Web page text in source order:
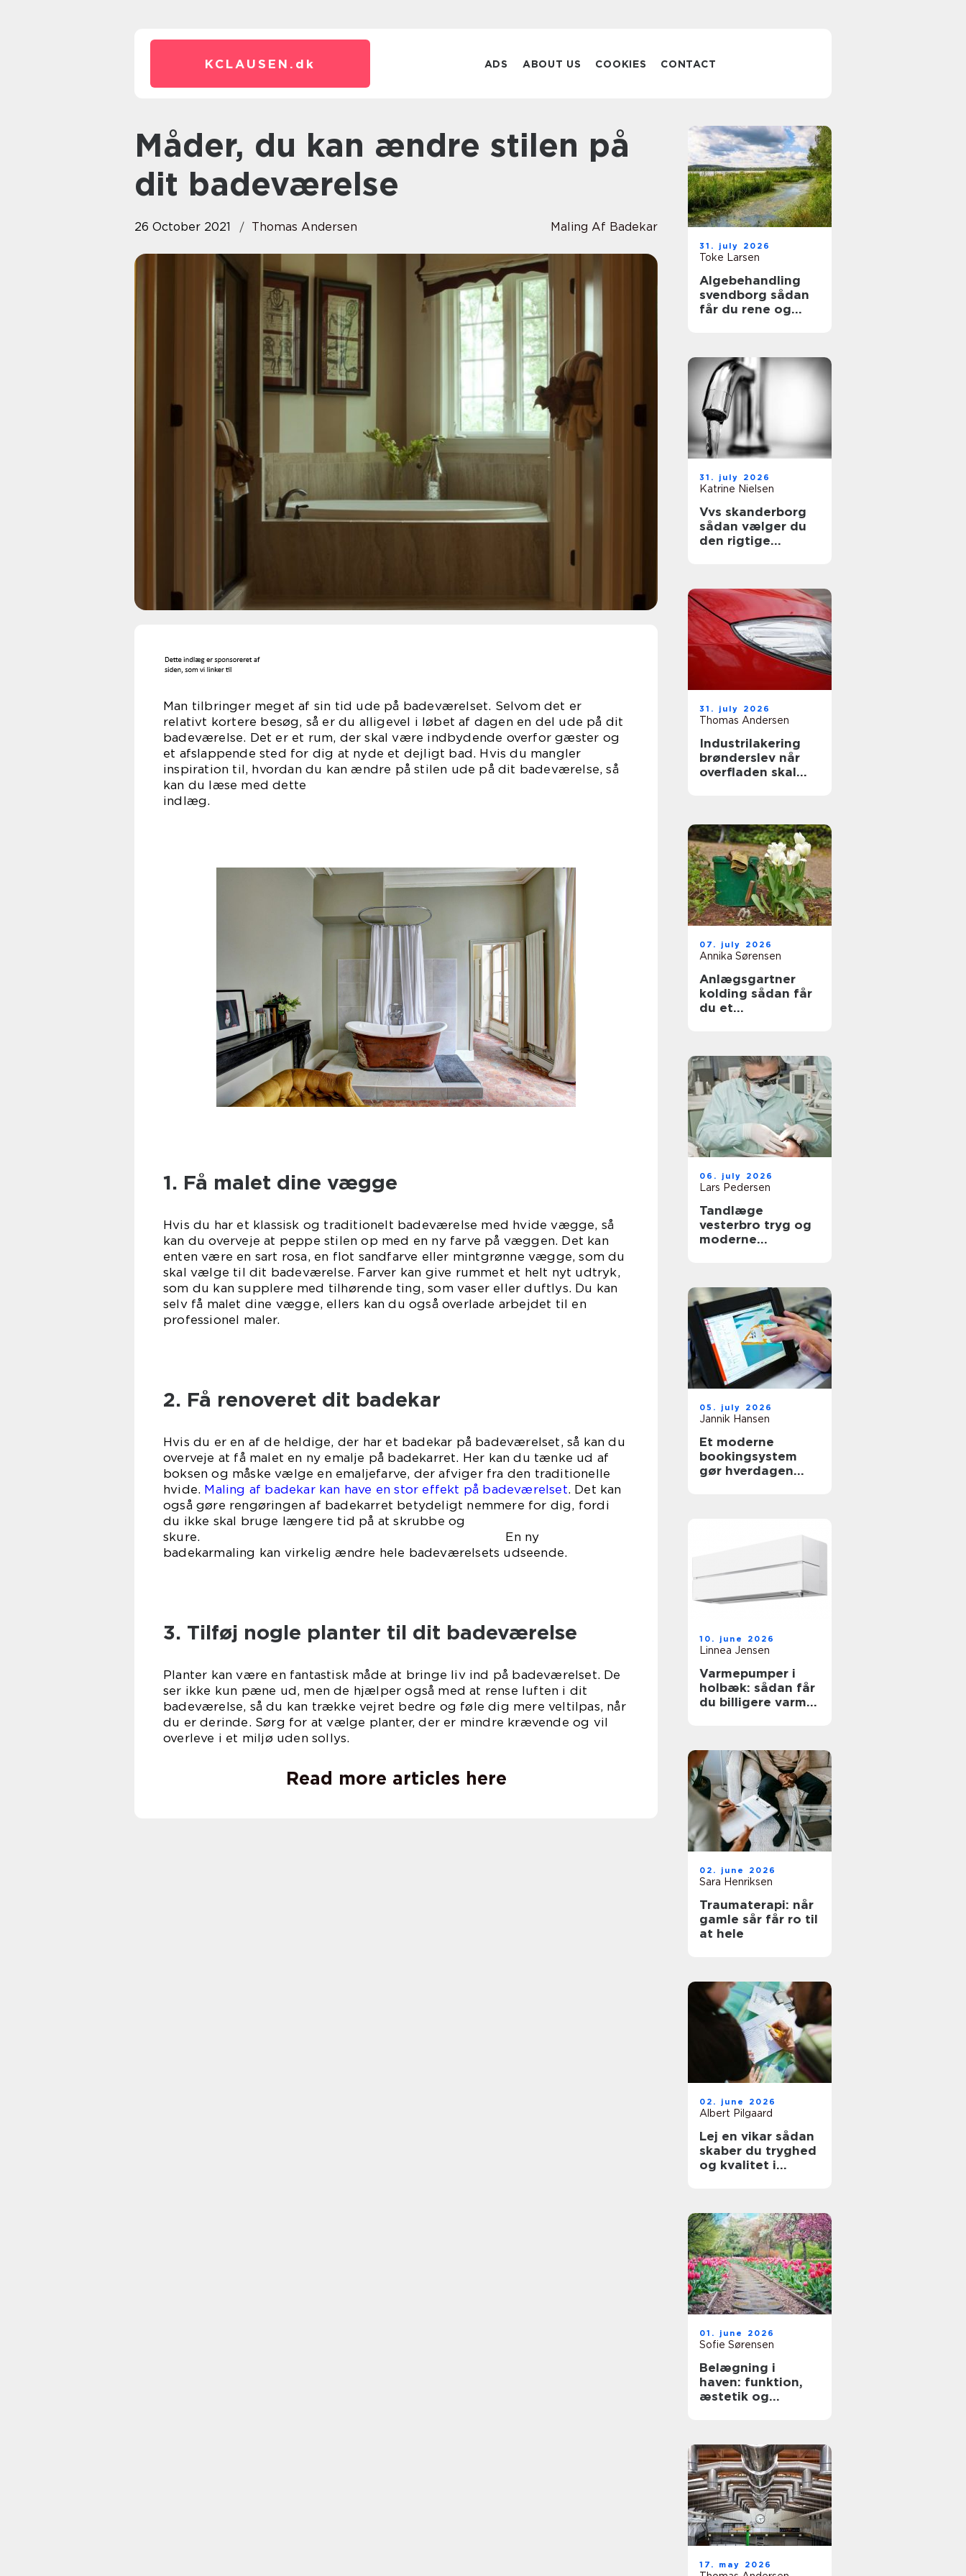
KCLAUSEN. dk ADS ABOUT US COOKIES CONTACT
Måder, du kan ændre stilen på
dit badeværelse
26 October 2021 Thomas Andersen Maling Af Badekar
Man tilbringer meget af sin tid ude på badeværelset. Selvom det er
relativt kortere besøg, så er du alligevel i løbet af dagen en del ude på dit
badeværelse. Det er et rum, der skal være indbydende overfor gæster og
et afslappende sted for dig at nyde et dejligt bad. Hvis du mangler
inspiration til, hvordan du kan ændre på stilen ude på dit badeværelse, så
kan du læse med dette
indlæg.
1. Få malet dine vægge
Hvis du har et klassisk og traditionelt badeværelse med hvide vægge, så
kan du overveje at peppe stilen op med en ny farve på væggen. Det kan
enten være en sart rosa, en flot sandfarve eller mintgrønne vægge, som du
skal vælge til dit badeværelse. Farver kan give rummet et helt nyt udtryk,
som du kan supplere med tilhørende ting, som vaser eller duftlys. Du kan
selv få malet dine vægge, ellers kan du også overlade arbejdet til en
professionel maler.
2. Få renoveret dit badekar
Hvis du er en af de heldige, der har et badekar på badeværelset, så kan du
overveje at få malet en ny emalje på badekarret. Her kan du tænke ud af
boksen og måske vælge en emaljefarve, der afviger fra den traditionelle
hvide. Maling af badekar kan have en stor effekt på badeværelset. Det kan
også gøre rengøringen af badekarret betydeligt nemmere for dig, fordi
du ikke skal bruge længere tid på at skrubbe og
skure. En ny
badekarmaling kan virkelig ændre hele badeværelsets udseende.
3. Tilføj nogle planter til dit badeværelse
Planter kan være en fantastisk måde at bringe liv ind på badeværelset. De
ser ikke kun pæne ud, men de hjælper også med at rense luften i dit
badeværelse, så du kan trække vejret bedre og føle dig mere veltilpas, når
du er derinde. Sørg for at vælge planter, der er mindre krævende og vil
overleve i et miljø uden sollys.
Read more articles here
31. july 2026
Toke Larsen
Algebehandling
svendborg sådan
får du rene og
31. july 2026
Katrine Nielsen
Vvs skanderborg
sådan vælger du
den rigtige
31. july 2026
Thomas Andersen
Industrilakering
brønderslev når
overfladen skal
07. july 2026
Annika Sørensen
Anlægsgartner
kolding sådan får
du et
06. july 2026
Lars Pedersen
Tandlæge
vesterbro tryg og
moderne
05. july 2026
Jannik Hansen
Et moderne
bookingsystem
gør hverdagen
10. june 2026
Linnea Jensen
Varmepumper i
holbæk: sådan får
du billigere varme
02. june 2026
Sara Henriksen
Traumaterapi: når
gamle sår får ro til
at hele
02. june 2026
Albert Pilgaard
Lej en vikar sådan
skaber du tryghed
og kvalitet i
01. june 2026
Sofie Sørensen
Belægning i
haven: funktion,
æstetik og
17. may 2026